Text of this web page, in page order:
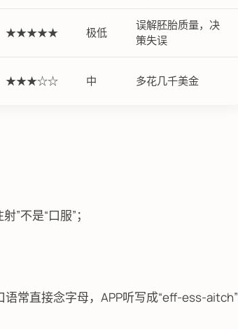
★★★★★ 极低
误解胚胎质量，决
策失误
★★★☆☆ 中 多花几千美金
”不是“口服”；
语常直接念字母，APP听写成“eff-ess-aitch”